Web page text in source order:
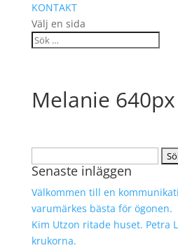
KONTAKT
Välj en sida
Melanie 640px
efter:
Senaste inläggen
Välkommen till en
varumärkes bästa för ögonen.
Kim Utzon ritade huset. Petra
krukorna.